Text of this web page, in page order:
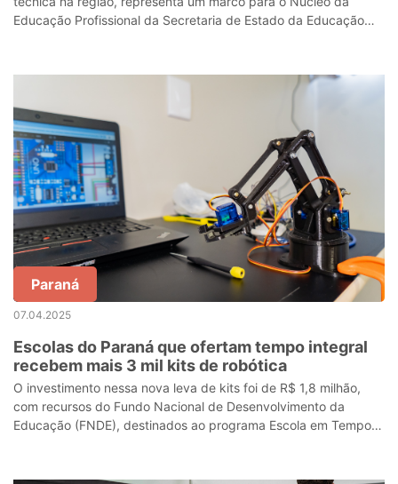
Educação Profissional da Secretaria de Estado da Educação
Paraná
07.04.2025
Escolas do Paraná que ofertam tempo integral
recebem mais 3 mil kits de robótica
O investimento nessa nova leva de kits foi de R$ 1,8 milhão,
com recursos do Fundo Nacional de Desenvolvimento da
Educação (FNDE), destinados ao programa Escola em Tempo